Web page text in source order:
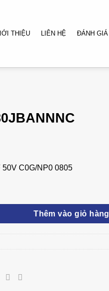
THIỆU LIÊN HỆ ĐÁNH GIÁ
C0G/NP0 0805
số lượng
Thêm vào giỏ hàng